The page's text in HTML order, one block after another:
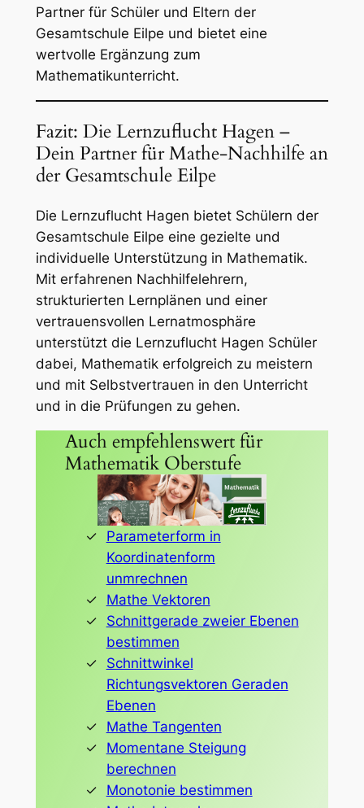
Partner für Schüler und Eltern der
Gesamtschule Eilpe und bietet eine
wertvolle Ergänzung zum
Mathematikunterricht.
Fazit: Die Lernzuflucht Hagen –
Dein Partner für Mathe-Nachhilfe an
der Gesamtschule Eilpe
Die Lernzuflucht Hagen bietet Schülern der
Gesamtschule Eilpe eine gezielte und
individuelle Unterstützung in Mathematik.
Mit erfahrenen Nachhilfelehrern,
strukturierten Lernplänen und einer
vertrauensvollen Lernatmosphäre
unterstützt die Lernzuflucht Hagen Schüler
dabei, Mathematik erfolgreich zu meistern
und mit Selbstvertrauen in den Unterricht
und in die Prüfungen zu gehen.
Auch empfehlenswert für
Mathematik Oberstufe
Parameterform in
Koordinatenform
unmrechnen
Mathe Vektoren
Schnittgerade zweier Ebenen
bestimmen
Schnittwinkel
Richtungsvektoren Geraden
Ebenen
Mathe Tangenten
Momentane Steigung
berechnen
Monotonie bestimmen